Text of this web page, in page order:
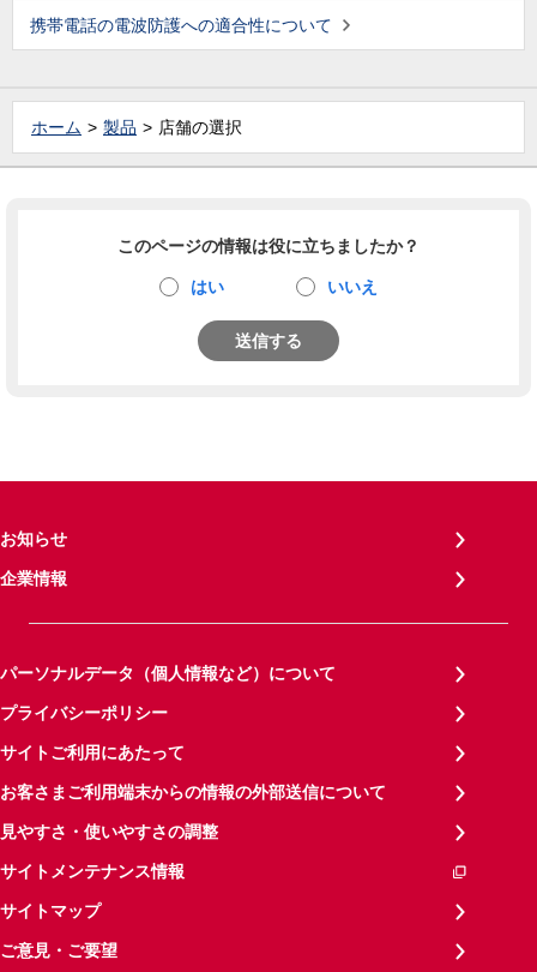
携帯電話の電波防護への適合性について
ホーム 製品 店舗の選択
このページの情報は役に立ちましたか？
はい いいえ
送信する
お知らせ
企業情報
パーソナルデータ（個人情報など）について
プライバシーポリシー
サイトご利用にあたって
お客さまご利用端末からの情報の外部送信について
見やすさ・使いやすさの調整
サイトメンテナンス情報
サイトマップ
ご意見・ご要望